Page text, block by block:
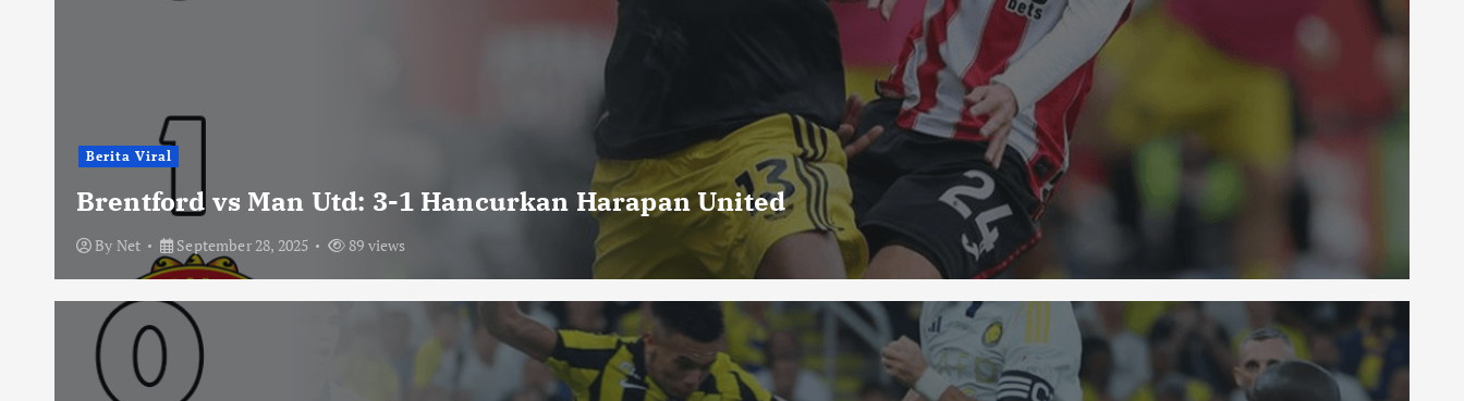
Berita Viral
Brentford vs Man Utd: 3-1 Hancurkan Harapan United
By Net September 28, 2025 89 views